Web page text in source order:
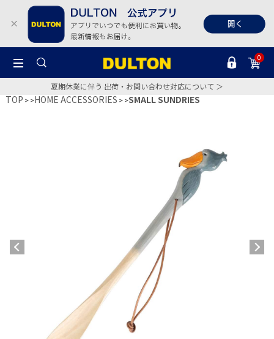
0
夏期休業に伴う 出荷・お問い合わせ対応について ＞
TOP >HOME ACCESSORIES >SMALL SUNDRIES